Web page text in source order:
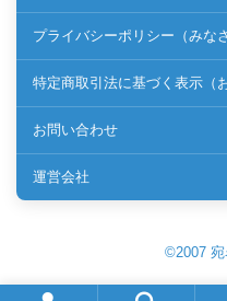
プライバシーポリシー（みな
特定商取引法に基づく表示（
お問い合わせ
運営会社
©2007 宛